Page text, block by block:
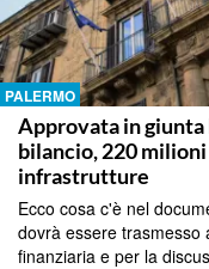
PALERMO
Approvata in giunta
bilancio, 220
infrastrutture
Ecco cosa c'è nel
dovrà essere trasmesso
finanziaria e per la